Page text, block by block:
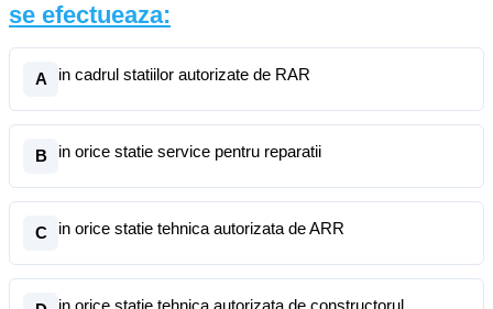
se efectueaza:
A in cadrul statiilor autorizate de RAR
B in orice statie service pentru reparatii
C in orice statie tehnica autorizata de ARR
in orice statie tehnica autorizata de constructorul